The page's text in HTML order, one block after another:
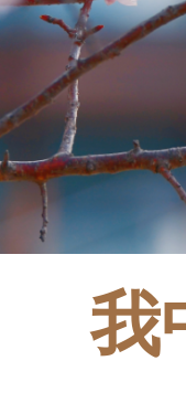
我